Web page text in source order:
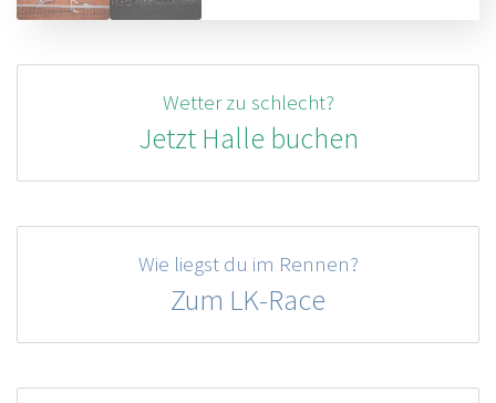
Wetter zu schlecht?
Jetzt Halle buchen
Wie liegst du im Rennen?
Zum LK-Race